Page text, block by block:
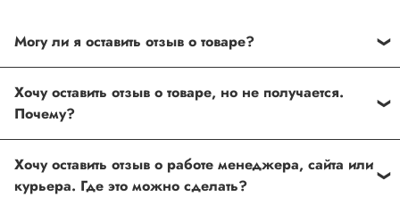
специальное поле, где Вы можете оставить свой отзыв.
Также Вы можете присвоить товару от одной до пяти
звёзд. Все отзывы о товарах проходят модерацию.
Хочу оставить отзыв о товаре, но не получается.
полей. Если поля заполнены корректно, то свяжитесь с
нами по телефону +7 (812) 565-32-05;
Хочу оставить отзыв о работе менеджера, сайта или